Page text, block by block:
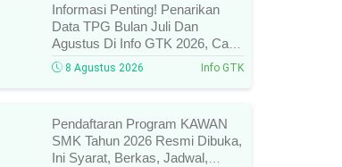
Informasi Penting! Penarikan
Data TPG Bulan Juli Dan
Agustus Di Info GTK 2026, Catat
Tanggalnya! SKTP Belum Terbit
Januari–Juni, Ini Prosesnya!
8 Agustus 2026 Info GTK
Pendaftaran Program KAWAN
SMK Tahun 2026 Resmi Dibuka,
Ini Syarat, Berkas, Jadwal,